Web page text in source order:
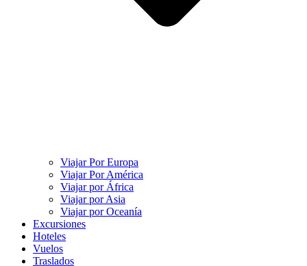
Viajar Por Europa
Viajar Por América
Viajar por África
Viajar por Asia
Viajar por Oceanía
Excursiones
Hoteles
Vuelos
Traslados